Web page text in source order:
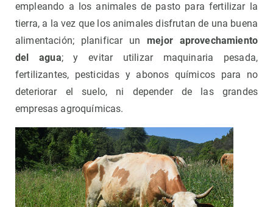
empleando a los animales de pasto para fertilizar la
tierra, a la vez que los animales disfrutan de una buena
alimentación; planificar unmejor aprovechamiento
del agua; y evitar utilizar maquinaria pesada,
fertilizantes, pesticidas y abonos químicos para no
deteriorar el suelo, ni depender de las grandes
empresas agroquímicas.